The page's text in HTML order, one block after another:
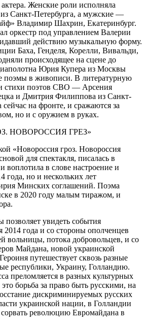
Женские роли исполняла
Санкт-Петербурга, а мужские —
Владимир Шахрин, Екатеринбург.
оркестр под управлением Валерии
действию музыкальную форму.
Баха, Генделя, Корелли, Вивальди,
происходящее на сцене до
Юрия Купера из Москвы
поэмы в живописи. В литературную
стихи поэтов СВО — Арсения
и Дмитрия Филиппова из Санкт-
сейчас на фронте, и сражаются за
но и с оружием в руках.
НОВОРОССИЯ ГРЕЗ»
«Новороссия гроз. Новороссия
для спектакля, писалась в
воплотила в слове настроение и
года, но и нескольких лет
Минских соглашений. Поэма
в 2020 году малым тиражом, и
увидеть события
2014 года и со стороны ополченцев
вольницы, потока добровольцев, и со
Майдана, новой украинской
путешествует сквозь разные
республики, Украину, Голландию.
преломляется в разных культурных
борьба за право быть русскими, на
дискриминируемых русских
украинской нации, в Голландии
революцию Евромайдана в